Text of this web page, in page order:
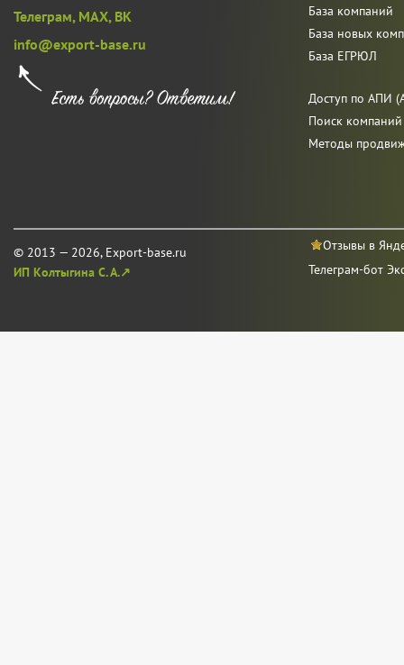
Телеграм, MAX, ВК
info@export-base.ru
© 2013 — 2026, Export-base.ru
ИП Колтыгина С. А.↗
База компаний
База новых
База ЕГРЮЛ
Доступ по АПИ
Поиск
Методы
Отзывы в
Телеграм-бот